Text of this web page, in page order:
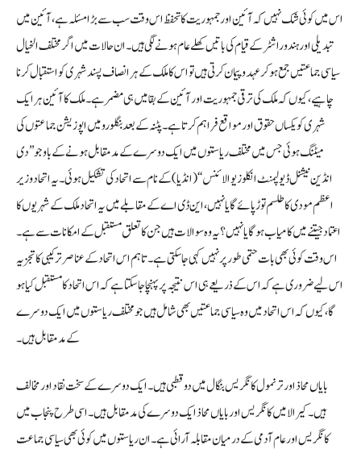
اس میں کوئی شک نہیں کہ آئین اور جمہوریت کا تحفظ اس وقت سب سے بڑا مسئلہ ہے، آئین میں
تبدیلی اور ہندو راشٹر کے قیام کی باتیں کھلے عام ہونے لگی ہیں۔ان حالات میں اگر مختلف الخیال
سیاسی جماعتیں جمع ہو کر عہدو پیمان کرتی ہیں تو اس کا ملک کے ہر انصاف پسند شہری کو استقبال کرنا
چاہیے، کیوں کہ ملک کی ترقی جمہوریت اور آئین کے بقا میں ہی مضمر ہے۔ملک کا آئین ہر ایک
شہری کو یکساں حقوق اور مواقع فراہم کرتا ہے۔ پٹنہ کے بعد بنگلورو میں اپوزیشن جماعتوں کی
میٹنگ ہوئی جس میں مختلف ریاستوں میں ایک دوسرے کے مد مقابل ہونے کے باوجو ’’دی
انڈین نیشنل ڈیولپمنٹ انکلوزیو الائنس‘‘ (انڈیا) کے نام سے اتحاد کی تشکیل ہوئی۔ یہ اتحاد وزیر
اعظم مودی کا طلسم توڑ پائے گا یا نہیں، این ڈی اے کے مقابلے میں یہ اتحاد ملک کے شہریوں کا
اعتماد جیتنے میں کامیاب ہوگا یا نہیں؟ یہ وہ سوالات ہیں جن کا تعلق مستقبل کے امکانات سے ہے۔
اس وقت کوئی بھی بات حتمی طور پر نہیں کہی جا سکتی ہے۔ تاہم اس اتحاد کے عناصر ترکیبی کا تجزیہ
اس لیے ضروری ہے کہ اس کے ذریعے ہی اس نتیجہ پر پہنچا جاسکتا ہے کہ اس اتحاد کا مستقبل کیا ہو
گا، کیوں کہ اس اتحاد میں وہ سیاسی جماعتیں بھی شامل ہیں جو مختلف ریاستوں میں ایک دوسرے
کے مد مقابل ہیں۔
بایاں محاذ اور ترنمول کانگریس بنگال میں دو قطبی ہیں۔ ایک دوسرے کے سخت نقاد اور مخالف
ہیں۔ کیرالا میں کانگریس اور بایاں محاذ ایک دوسرے کی مد مقابل ہیں۔اسی طرح پنجاب میں
کانگریس اور عام آدمی کے درمیان مقابلہ آرائی ہے۔ ان ریاستوں میں کوئی بھی سیاسی جماعت